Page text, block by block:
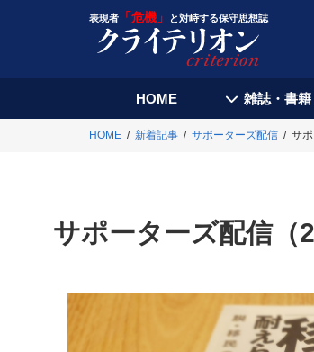
表現者「危機」 と対峙する保守思想誌
HOME 雑誌・書籍
HOME 新着記事 サポーターズ配信 サ
サポーターズ配信（